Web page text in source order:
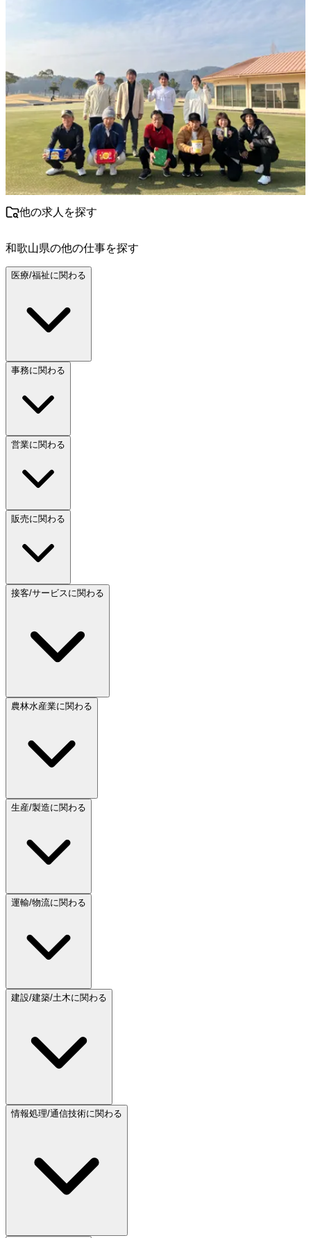
他の求人を探す
和歌山県の他の仕事を探す
医療/福祉に関わる
事務に関わる
営業に関わる
販売に関わる
接客/サービスに関わる
農林水産業に関わる
生産/製造に関わる
運輸/物流に関わる
建設/建築/土木に関わる
情報処理/通信技術に関わる